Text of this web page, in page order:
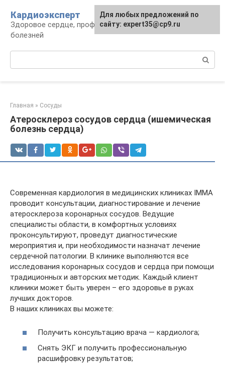
контенту
Кардиоэксперт
Здоровое сердце, профилактика и лечение
болезней
Главная » Сосуды
Атеросклероз сосудов сердца (ишемическая
болезнь сердца)
Современная кардиология в медицинских клиниках IMMA
проводит консультации, диагностирование и лечение
атеросклероза коронарных сосудов. Ведущие
специалисты области, в комфортных условиях
проконсультируют, проведут диагностические
мероприятия и, при необходимости назначат лечение
сердечной патологии. В клинике выполняются все
исследования коронарных сосудов и сердца при помощи
традиционных и авторских методик. Каждый клиент
клиники может быть уверен – его здоровье в руках
лучших докторов.
В наших клиниках вы можете:
Получить консультацию врача — кардиолога;
Снять ЭКГ и получить профессиональную
расшифровку результатов;
Для любых предложений по
сайту: expert35@cp9.ru